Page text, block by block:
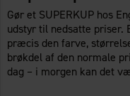
Gør et SUPERKUP hos
udstyr til nedsatte priser.
præcis den farve,
brøkdel af den normale
dag – i morgen kan det